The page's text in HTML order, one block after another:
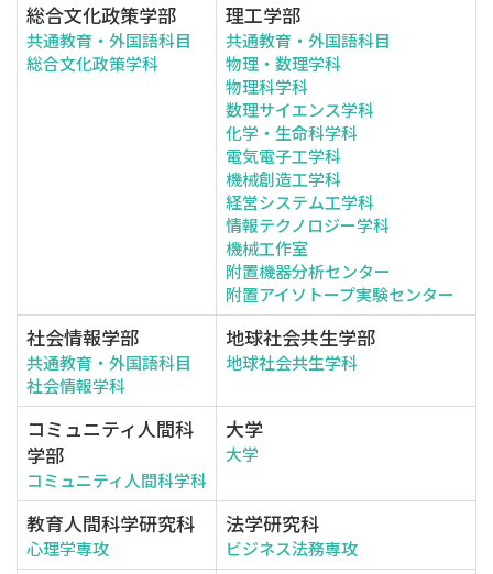
総合文化政策学部
共通教育・外国語科目
総合文化政策学科
理工学部
共通教育・外国語科目
物理・数理学科
物理科学科
数理サイエンス学科
化学・生命科学科
電気電子工学科
機械創造工学科
経営システム工学科
情報テクノロジー学科
機械工作室
附置機器分析センター
附置アイソトープ実験センター
社会情報学部
共通教育・外国語科目
社会情報学科
地球社会共生学部
地球社会共生学科
コミュニティ人間科
学部
コミュニティ人間科学科
大学
大学
教育人間科学研究科
心理学専攻
法学研究科
ビジネス法務専攻